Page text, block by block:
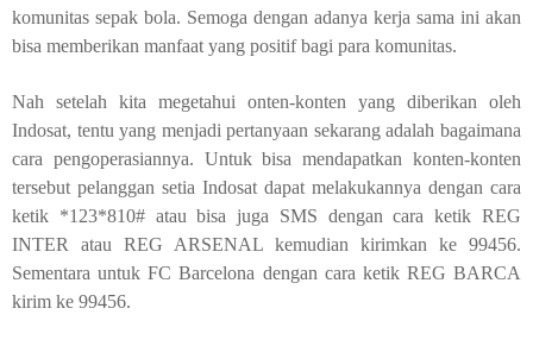
komunitas sepak bola. Semoga dengan adanya kerja sama ini akan
bisa memberikan manfaat yang positif bagi para komunitas.
Nah setelah kita megetahui onten-konten yang diberikan oleh
Indosat, tentu yang menjadi pertanyaan sekarang adalah bagaimana
cara pengoperasiannya. Untuk bisa mendapatkan konten-konten
tersebut pelanggan setia Indosat dapat melakukannya dengan cara
ketik *123*810# atau bisa juga SMS dengan cara ketik REG
INTER atau REG ARSENAL kemudian kirimkan ke 99456.
Sementara untuk FC Barcelona dengan cara ketik REG BARCA
kirim ke 99456.